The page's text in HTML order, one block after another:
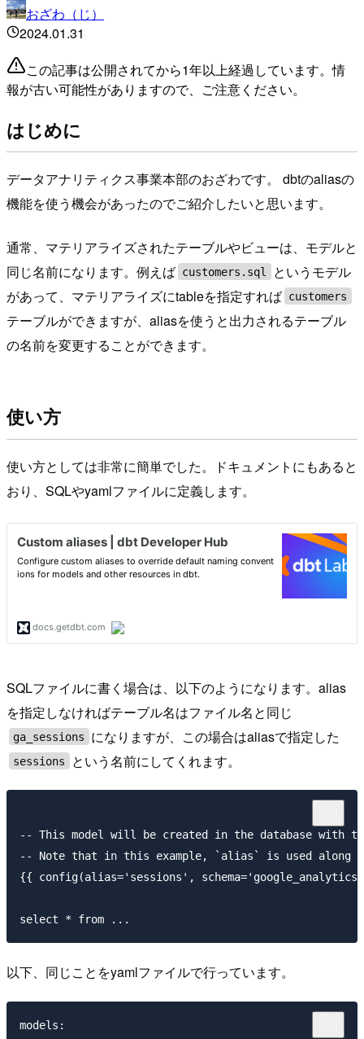
おざわ（じ）
2024.01.31
この記事は公開されてから1年以上経過しています。情
報が古い可能性がありますので、ご注意ください。
はじめに
データアナリティクス事業本部のおざわです。 dbtのaliasの
機能を使う機会があったのでご紹介したいと思います。
通常、マテリアライズされたテーブルやビューは、モデルと
同じ名前になります。例えば customers.sql
というモデル
があって、マテリアライズにtableを指定すれば customers
テーブルができますが、aliasを使うと出力されるテーブル
の名前を変更することができます。
使い方
使い方としては非常に簡単でした。ドキュメントにもあると
おり、SQLやyamlファイルに定義します。
SQLファイルに書く場合は、以下のようになります。alias
を指定しなければテーブル名はファイル名と同じ
ga_sessions になりますが、この場合はaliasで指定した
sessions という名前にしてくれます。
-- This model will be created in the database with
-- Note that in this example, `alias` is used along
{{ config(alias='sessions',
以下、同じことをyamlファイルで行っています。
models: